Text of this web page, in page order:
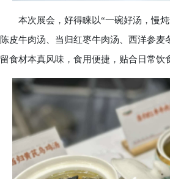
本次展会，好得睐以“一碗好汤，慢炖
陈皮牛肉汤、当归红枣牛肉汤、西洋参
留食材本真风味，食用便捷，贴合日常